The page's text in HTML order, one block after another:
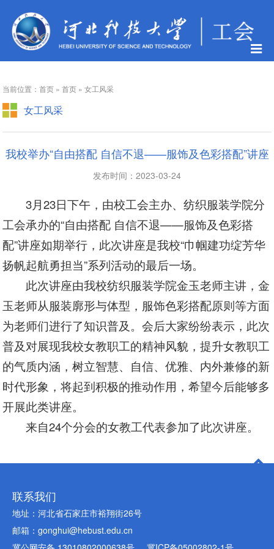
当前位置：首页 » 首页 » 女工风采
女工风采
我校举办“自由搭配 自信不退——服饰及色彩搭配”讲座
发布时间：2023-03-24
3月23日下午，由校工会主办、纺织服装学院分
工会承办的“自由搭配 自信不退——服饰及色彩搭
配”讲座如期举行，此次讲座是我校“巾帼建功绽芳华
扬帆起航勇担当”系列活动的最后一场。
此次讲座由我校纺织服装学院金玉老师主讲，金
玉老师从服装廓形与体型，服饰色彩搭配原则等方面
为老师们进行了知识普及。会后大家纷纷表示，此次
普及对展现我校女教职工的精神风貌，提升女教职工
的气质内涵，树立智慧、自信、优雅、内外兼修的新
时代形象，将起到积极的推动作用，希望今后能够多
开展此类讲座。
来自24个分会的女教工代表参加了此次讲座。
联系我们
地址：河北省石家庄市裕翔街26号
邮箱：gonghui@hebust.edu.cn